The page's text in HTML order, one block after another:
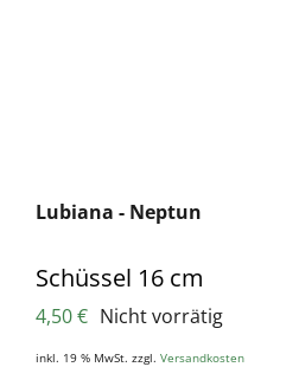
Lubiana - Neptun
Schüssel 16 cm
4,50€ Nicht vorrätig
inkl. 19 % MwSt. zzgl. Versandkosten